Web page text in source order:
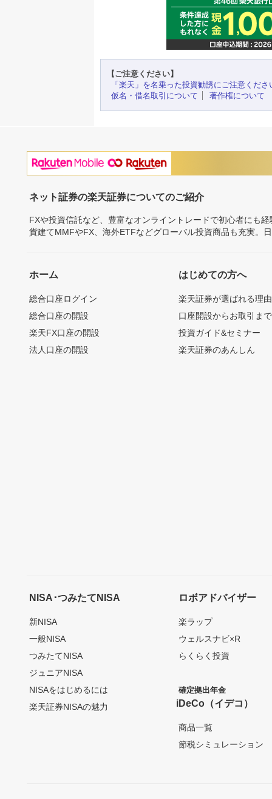
【ご注意ください】
「楽天」を名乗った投資勧誘にご注意くださ
仮名・借名取引について
著作権について
ネット証券の楽天証券についてのご紹介
FXや投資信託など、豊富なオンライントレードで初心者にも
貨建てMMFやFX、海外ETFなどグローバル投資商品も充実。
ホーム
総合口座ログイン
総合口座の開設
楽天FX口座の開設
法人口座の開設
はじめての方へ
楽天証券が選ばれる理由
口座開設からお取引ま
投資ガイド&セミナー
楽天証券のあんしん
NISA･つみたてNISA
新NISA
一般NISA
つみたてNISA
ジュニアNISA
NISAをはじめるには
楽天証券NISAの魅力
ロボアドバイザー
楽ラップ
ウェルスナビ×R
らくらく投資
確定拠出年金
iDeCo（イデコ）
商品一覧
節税シミュレーション